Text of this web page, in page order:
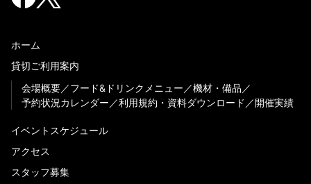
ホーム
貸切ご利用案内
会場概要
フード&ドリンクメニュー
機材・備品
予約状況カレンダー
利用規約・資料ダウンロード 開催実績
イベントスケジュール
アクセス
スタッフ募集